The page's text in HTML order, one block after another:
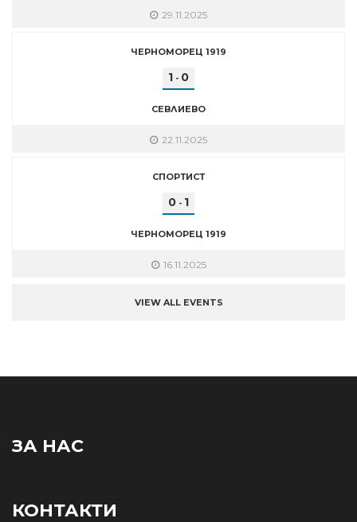
29.11.2025
ЧЕРНОМОРЕЦ 1919
1 - 0
СЕВЛИЕВО
22.11.2025
СПОРТИСТ
0 - 1
ЧЕРНОМОРЕЦ 1919
16.11.2025
VIEW ALL EVENTS
ЗА НАС
КОНТАКТИ